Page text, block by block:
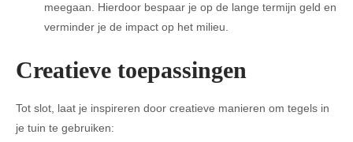
meegaan. Hierdoor bespaar je op de lange termijn geld en
verminder je de impact op het milieu.
Creatieve toepassingen
Tot slot, laat je inspireren door creatieve manieren om tegels in
je tuin te gebruiken: